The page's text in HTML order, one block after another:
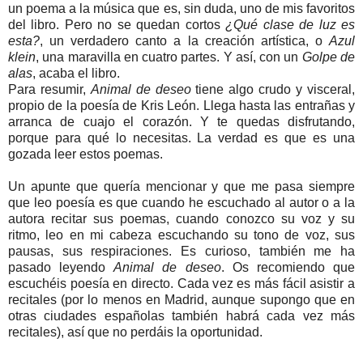
un poema a la música que es, sin duda, uno de mis favoritos
del libro. Pero no se quedan cortos¿Qué clase de luz es
esta?, un verdadero canto a la creación artística, o Azul
klein, una maravilla en cuatro partes. Y así, con un Golpe de
alas, acaba el libro.
Para resumir, Animal de deseotiene algo crudo y visceral,
propio de la poesía de Kris León. Llega hasta las entrañas y
arranca de cuajo el corazón. Y te quedas disfrutando,
porque para qué lo necesitas. La verdad es que es una
gozada leer estos poemas.
Un apunte que quería mencionar y que me pasa siempre
que leo poesía es que cuando he escuchado al autor o a la
autora recitar sus poemas, cuando conozco su voz y su
ritmo, leo en mi cabeza escuchando su tono de voz, sus
pausas, sus respiraciones. Es curioso, también me ha
pasado leyendoAnimal de deseo. Os recomiendo que
escuchéis poesía en directo. Cada vez es más fácil asistir a
recitales (por lo menos en Madrid, aunque supongo que en
otras ciudades españolas también habrá cada vez más
recitales), así que no perdáis la oportunidad.